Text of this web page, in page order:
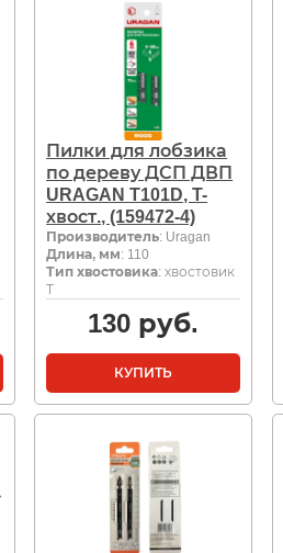
Пилки для лобзика
по дереву ДСП ДВП
URAGAN T101D, T-
хвост., (159472-4)
Производитель: Uragan
Длина, мм: 110
Тип хвостовика: хвостовик
Т
130 руб.
КУПИТЬ